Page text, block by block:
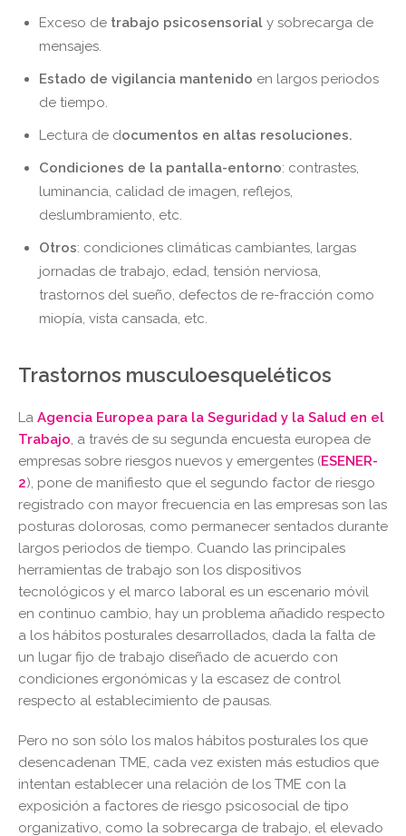
Exceso detrabajo psicosensorial y sobrecarga de
mensajes.
Estado de vigilancia mantenido en largos periodos
de tiempo.
Lectura de documentos en altas resoluciones.
Condiciones de la pantalla-entorno: contrastes,
luminancia, calidad de imagen, reflejos,
deslumbramiento, etc.
Otros: condiciones climáticas cambiantes, largas
jornadas de trabajo, edad, tensión nerviosa,
trastornos del sueño, defectos de re-fracción como
miopía, vista cansada, etc.
Trastornos musculoesqueléticos
La Agencia Europea para la Seguridad y la Salud en el
Trabajo, a través de su segunda encuesta europea de
empresas sobre riesgos nuevos y emergentes (ESENER-
2), pone de manifiesto que el segundo factor de riesgo
registrado con mayor frecuencia en las empresas son las
posturas dolorosas, como permanecer sentados durante
largos periodos de tiempo. Cuando las principales
herramientas de trabajo son los dispositivos
tecnológicos y el marco laboral es un escenario móvil
en continuo cambio, hay un problema añadido respecto
a los hábitos posturales desarrollados, dada la falta de
un lugar fijo de trabajo diseñado de acuerdo con
condiciones ergonómicas y la escasez de control
respecto al establecimiento de pausas.
Pero no son sólo los malos hábitos posturales los que
desencadenan TME, cada vez existen más estudios que
intentan establecer una relación de los TME con la
exposición a factores de riesgo psicosocial de tipo
organizativo, como la sobrecarga de trabajo, el elevado